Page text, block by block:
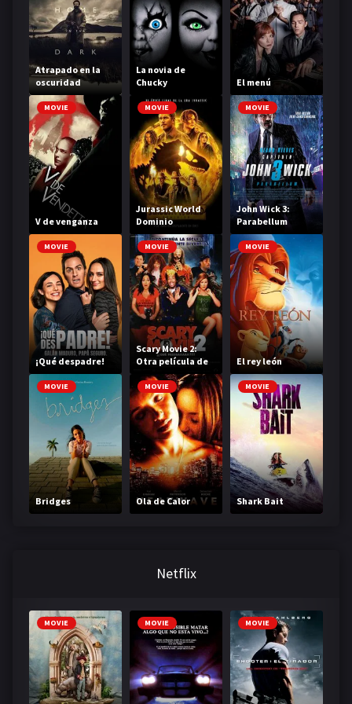
Atrapado en la
oscuridad
La novia de
Chucky
El menú
MOVIE
V de venganza
MOVIE
Jurassic World
Dominio
MOVIE
John Wick 3:
Parabellum
MOVIE
¡Qué despadre!
MOVIE
Scary Movie 2:
Otra película de
miedo
MOVIE
El rey león
MOVIE
Bridges
MOVIE
Ola de Calor
MOVIE
Shark Bait
Netflix
MOVIE MOVIE MOVIE